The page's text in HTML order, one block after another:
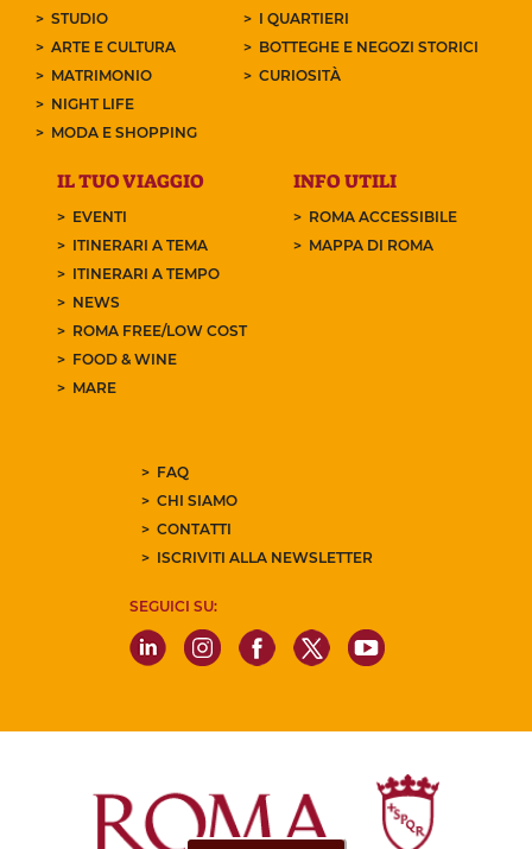
STUDIO
ARTE E CULTURA
MATRIMONIO
NIGHT LIFE
MODA E SHOPPING
I QUARTIERI
BOTTEGHE E NEGOZI STORICI
CURIOSITÀ
IL TUO VIAGGIO
EVENTI
ITINERARI A TEMA
ITINERARI A TEMPO
NEWS
ROMA FREE/LOW COST
FOOD & WINE
MARE
INFO UTILI
ROMA ACCESSIBILE
MAPPA DI ROMA
FAQ
CHI SIAMO
CONTATTI
ISCRIVITI ALLA NEWSLETTER
SEGUICI SU: